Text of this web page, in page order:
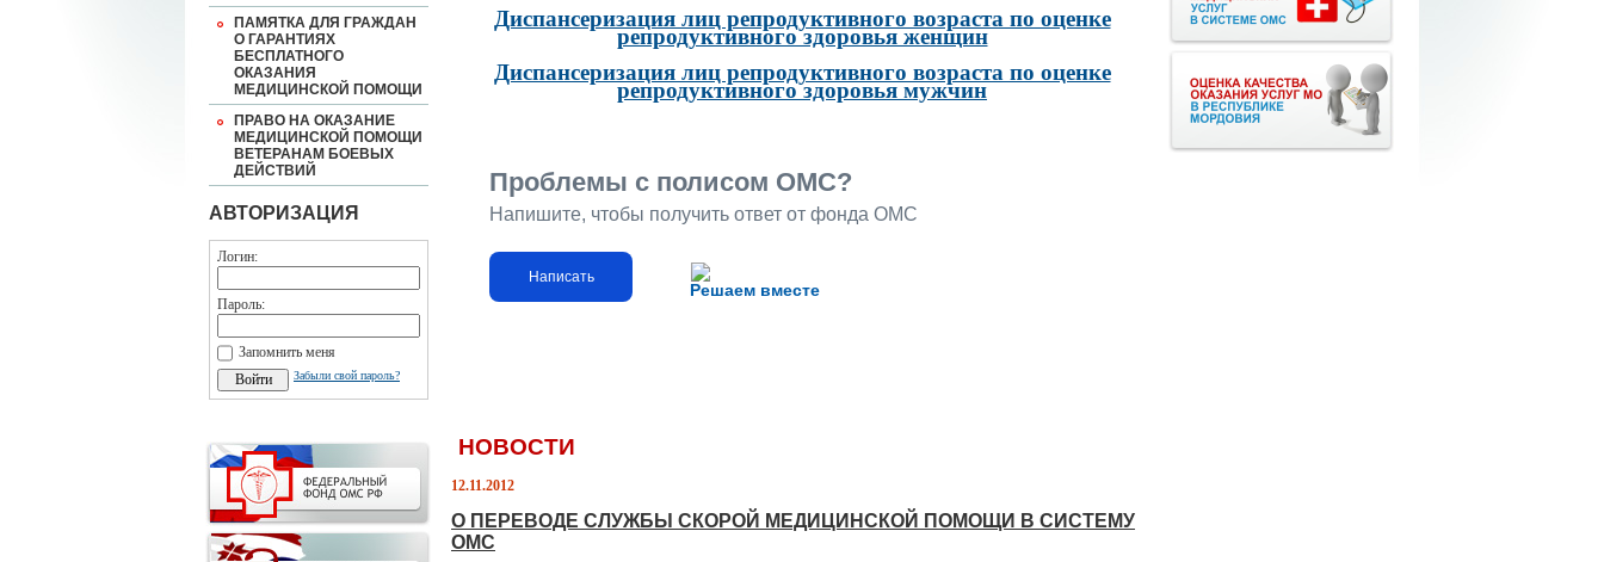
ПАМЯТКА ДЛЯ ГРАЖДАН
О ГАРАНТИЯХ
БЕСПЛАТНОГО
ОКАЗАНИЯ
МЕДИЦИНСКОЙ ПОМОЩИ
ПРАВО НА ОКАЗАНИЕ
МЕДИЦИНСКОЙ ПОМОЩИ
ВЕТЕРАНАМ БОЕВЫХ
ДЕЙСТВИЙ
АВТОРИЗАЦИЯ
Логин:
Пароль:
Запомнить меня
Забыли свой пароль?
Диспансеризация лиц репродуктивного возраста по оценке
репродуктивного здоровья женщин
Диспансеризация лиц репродуктивного возраста по оценке
репродуктивного здоровья мужчин
Решаем вместе
Проблемы с полисом ОМС?
Напишите, чтобы получить ответ от фонда ОМС
Написать
НОВОСТИ
12.11.2012
О ПЕРЕВОДЕ СЛУЖБЫ СКОРОЙ МЕДИЦИНСКОЙ ПОМОЩИ В СИСТЕМУ
ОМС